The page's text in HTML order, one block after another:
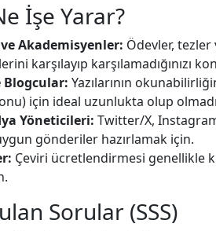
İşe Yarar?
Akademisyenler: Ödevler, tezler
karşılayıp karşılamadığınızı
Blogcular: Yazılarının
için ideal uzunlukta olup
Yöneticileri: Twitter/X,
gönderiler hazırlamak için.
Çeviri ücretlendirmesi genellikle
Sorular (SSS)